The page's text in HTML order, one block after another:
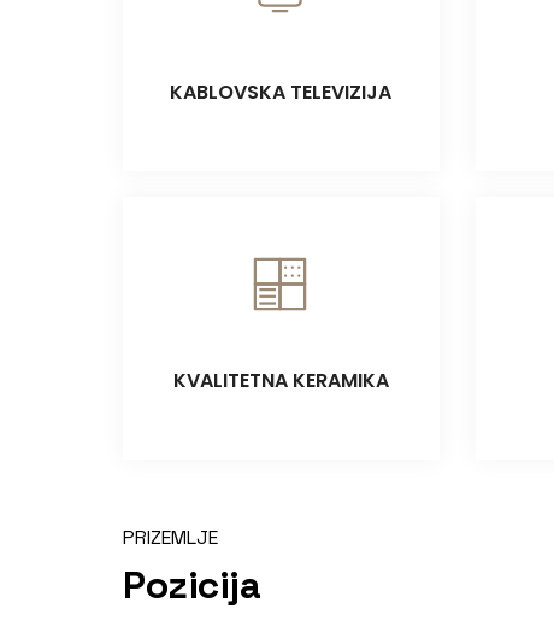
KABLOVSKA TELEVIZIJA
KVALITETNA KERAMIKA
PRIZEMLJE
Pozicija